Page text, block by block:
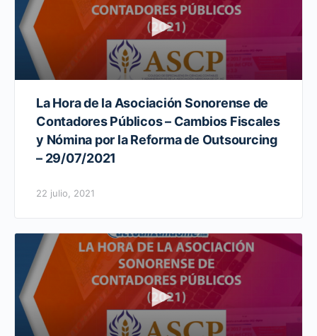
La Hora de la Asociación Sonorense de
Contadores Públicos – Cambios Fiscales
y Nómina por la Reforma de Outsourcing
– 29/07/2021
22 julio, 2021